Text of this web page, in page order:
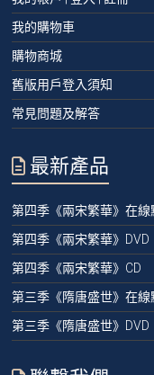
我的購物車
購物商城
舊版用戶登入須知
常見問題及解答
最新產品
第四季《兩宋繁華》在線
第四季《兩宋繁華》DVD
第四季《兩宋繁華》CD
第三季《隋唐盛世》在線
第三季《隋唐盛世》DVD